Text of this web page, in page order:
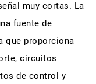
muy cortas. La
fuente de
que proporciona
circuitos
de control y